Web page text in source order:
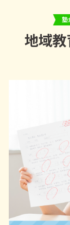
塾
地域